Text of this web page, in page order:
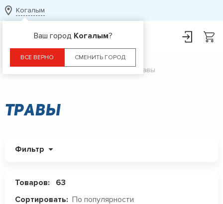
Когалым
Ваш город Когалым?
ВСЕ ВЕРНО СМЕНИТЬ ГОРОД
Травы
Травы
Фильтр
Товаров:
63
Сортировать: По популярности